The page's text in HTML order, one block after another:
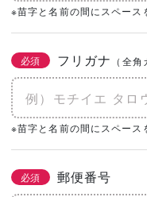
※苗字と名前の間にスペース
必須 フリガナ （全角
※苗字と名前の間にスペース
必須 郵便番号